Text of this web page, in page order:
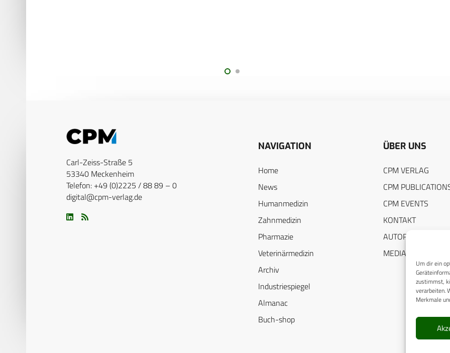
Um dir ein
zustimmst,
verarbeiten.
Merkmale
Carl-Zeiss-Straße 5
53340 Meckenheim
Telefon: +49 (0)2225 / 88 89 – 0
digital@cpm-verlag.de
NAVIGATION
Home
News
Humanmedizin
Zahnmedizin
Pharmazie
Veterinärmedizin
Archiv
Industriespiegel
Almanac
Buch-shop
ÜBER UNS
CPM VERLAG
CPM
CPM EVENTS
KONTAKT
AUTORENHINWEISE
MEDIADATEN